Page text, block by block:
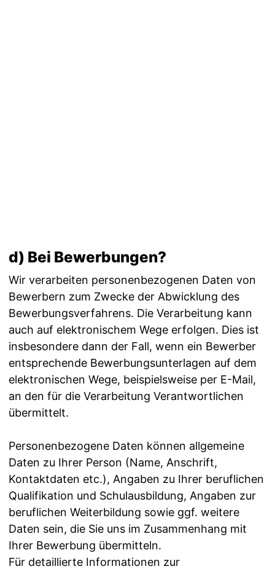
d) Bei Bewerbungen?
Wir verarbeiten personenbezogenen Daten von
Bewerbern zum Zwecke der Abwicklung des
Bewerbungsverfahrens. Die Verarbeitung kann
auch auf elektronischem Wege erfolgen. Dies ist
insbesondere dann der Fall, wenn ein Bewerber
entsprechende Bewerbungsunterlagen auf dem
elektronischen Wege, beispielsweise per E-Mail,
an den für die Verarbeitung Verantwortlichen
übermittelt.
Personenbezogene Daten können allgemeine
Daten zu Ihrer Person (Name, Anschrift,
Kontaktdaten etc.), Angaben zu Ihrer beruflichen
Qualifikation und Schulausbildung, Angaben zur
beruflichen Weiterbildung sowie ggf. weitere
Daten sein, die Sie uns im Zusammenhang mit
Ihrer Bewerbung übermitteln.
Für detaillierte Informationen zur